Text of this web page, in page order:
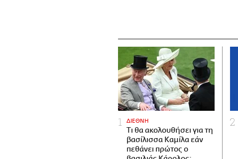
ΔΙΕΘΝΗ
Τι θα ακολουθήσει για τη
βασίλισσα Καμίλα εάν
πεθάνει πρώτος ο